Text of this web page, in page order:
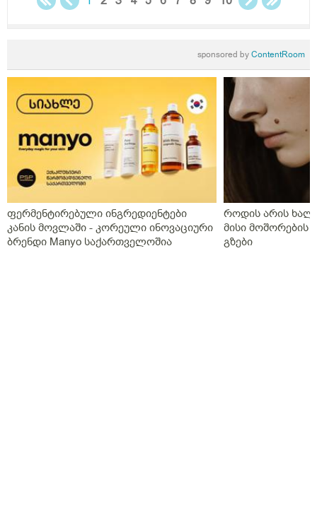
sponsored byContentRoom
ფერმენტირებული ინგრედიენტები
კანის მოვლაში - კორეული ინოვაციური
ბრენდი Manyo საქართველოშია
როდის არის
მისი მოშორების
გზები